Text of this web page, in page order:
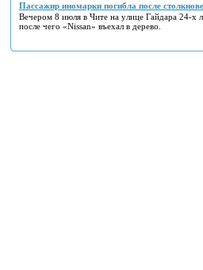
Пассажир иномарки погибла после
Вечером 8 июля в Чите на улице Гайдара 24-х
после чего «Nissan» въехал в дерево.